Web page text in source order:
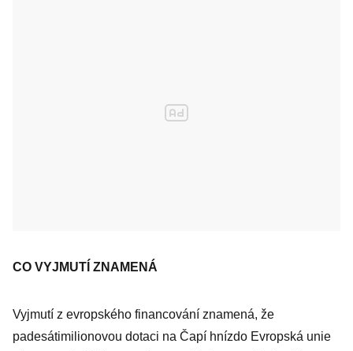
CO VYJMUTÍ ZNAMENÁ
Vyjmutí z evropského financování znamená, že
padesátimilionovou dotaci na Čapí hnízdo Evropská unie